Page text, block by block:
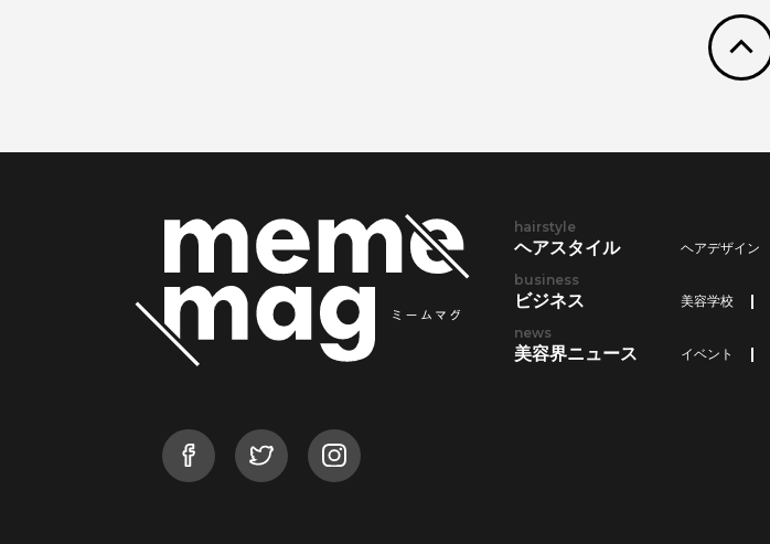
hairstyle
ヘアスタイル ヘアデザイン
business
ビジネス 美容学校
news
美容界ニュース イベント